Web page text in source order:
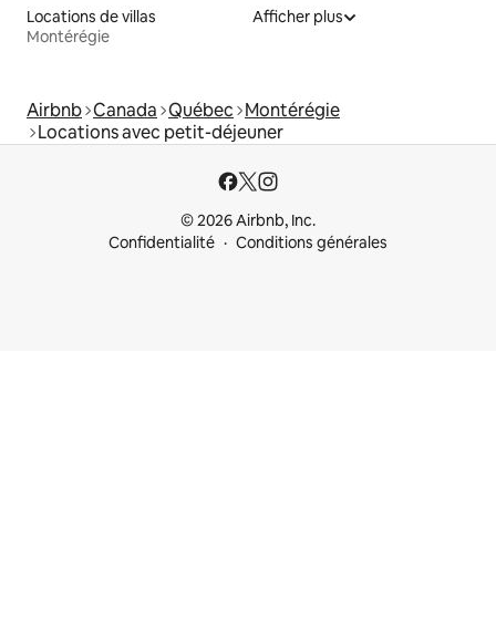
Locations de villas
Montérégie
Afficher plus
Airbnb Canada Québec Montérégie
Locations avec petit-déjeuner
© 2026 Airbnb, Inc.
Confidentialité
Conditions générales